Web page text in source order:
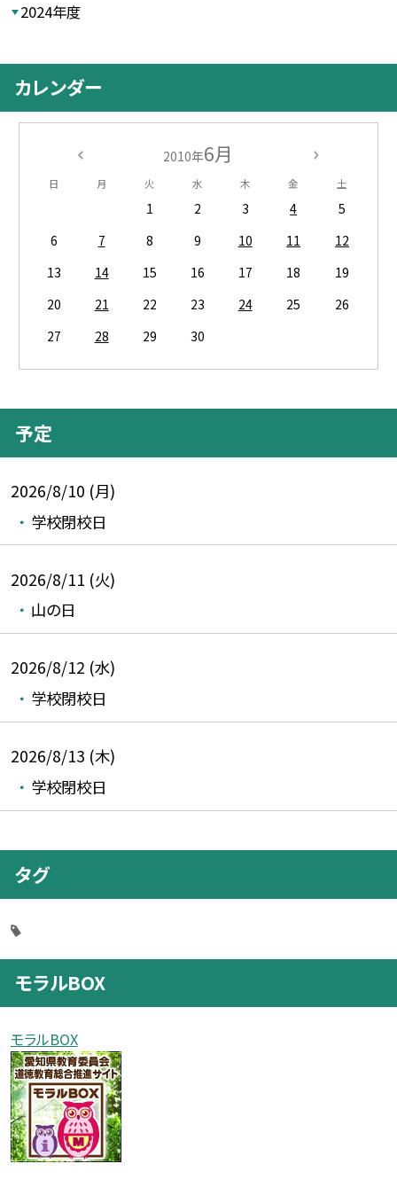
2024年度
カレンダー
2010年6月
日 月 火 水 木 金 土
1 2 3 4
5
6
7 8 9 10 11
12
13
14 15 16 17 18
19
20
21 22 23 24 25
26
27
28 29 30
予定
2026/8/10 (月)
学校閉校日
2026/8/11 (火)
山の日
2026/8/12 (水)
学校閉校日
2026/8/13 (木)
学校閉校日
タグ
モラルBOX
モラルBOX